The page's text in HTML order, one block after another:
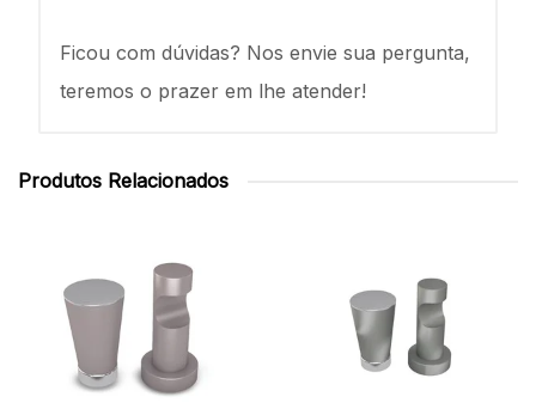
Ficou com dúvidas? Nos envie sua pergunta,
teremos o prazer em lhe atender!
Produtos Relacionados